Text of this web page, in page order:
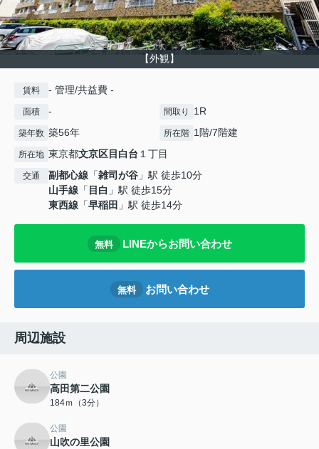
【外観】
賃料 - 管理/共益費 -
面積 - 間取り 1R
築年数 築56年 所在階 1階/7階建
所在地 東京都文京区目白台 １丁目
交通 副都心線 「雑司が谷 」駅 徒歩10分
山手線 「 目白 」駅 徒歩15分
東西線 「早稲田 」駅 徒歩14分
無料 LINEからお問い合わせ
無料 お問い合わせ
周辺施設
公園
高田第二公園
184ｍ（3分）
公園
山吹の里公園